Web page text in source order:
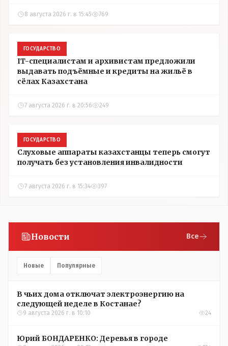
8 августа 2026 г. в 15:45 769
ГОСУДАРСТВО
IT-специалистам и архивистам предложили
выдавать подъёмные и кредиты на жильё в
сёлах Казахстана
7 августа 2026 г. в 20:56 249
ГОСУДАРСТВО
Слуховые аппараты казахстанцы теперь смогут
получать без установления инвалидности
7 августа 2026 г. в 15:34 397
Новости Все
Новые Популярные
В чьих дома отключат электроэнергию на
следующей неделе в Костанае?
9 августа 2026 г. в 10:10 24
Юрий БОНДАРЕНКО: Деревья в городе